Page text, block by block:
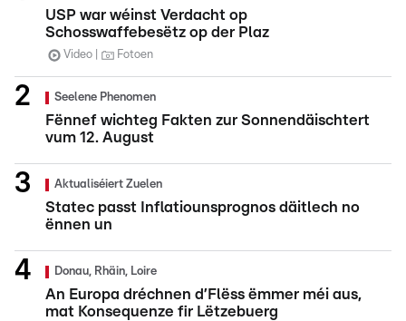
USP war wéinst Verdacht op
Schosswaffebesëtz op der Plaz
Video Fotoen
Seelene Phenomen
Fënnef wichteg Fakten zur Sonnendäischtert
vum 12. August
Aktualiséiert Zuelen
Statec passt Inflatiounsprognos däitlech no
ënnen un
Donau, Rhäin, Loire
An Europa dréchnen d’Flëss ëmmer méi aus,
mat Konsequenze fir Lëtzebuerg